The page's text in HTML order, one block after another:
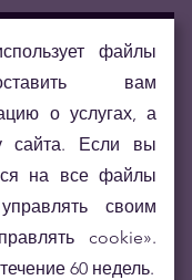
файлы
вам
о услугах, а
сайта. Если вы
на все файлы
своим
cookie».
60 недель.